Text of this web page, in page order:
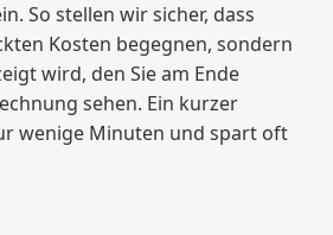
So stellen wir sicher, dass
Kosten begegnen, sondern
wird, den Sie am Ende
sehen. Ein kurzer
wenige Minuten und spart oft